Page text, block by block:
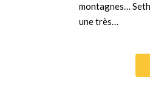
montagnes…
une très…